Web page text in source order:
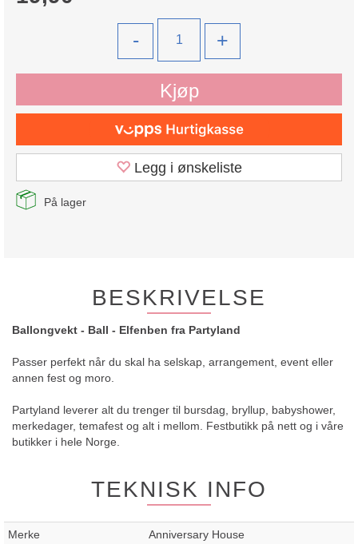
- +
Kjøp
Legg i ønskeliste
På lager
BESKRIVELSE
Ballongvekt - Ball - Elfenben fra Partyland
Passer perfekt når du skal ha selskap, arrangement, event eller
annen fest og moro.
Partyland leverer alt du trenger til bursdag, bryllup, babyshower,
merkedager, temafest og alt i mellom. Festbutikk på nett og i våre
butikker i hele Norge.
TEKNISK INFO
Merke
Anniversary House